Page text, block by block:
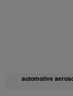
automotive